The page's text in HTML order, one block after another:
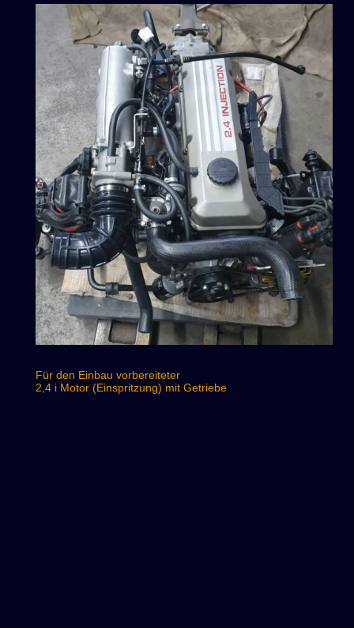
Für den Einbau vorbereiteter
2,4 i Motor (Einspritzung) mit Getriebe